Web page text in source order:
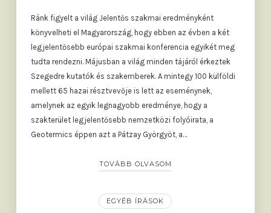
Ránk figyelt a világ Jelentős szakmai eredményként
könyvelheti el Magyarország, hogy ebben az évben a két
legjelentősebb európai szakmai konferencia egyikét meg
tudta rendezni. Májusban a világ minden tájáról érkeztek
Szegedre kutatók és szakemberek. A mintegy 100 külföldi
mellett 65 hazai résztvevője is lett az eseménynek,
amelynek az egyik legnagyobb eredménye, hogy a
szakterület legjelentősebb nemzetközi folyóirata, a
Geotermics éppen azt a Pátzay Györgyöt, a…
TOVÁBB OLVASOM
EGYÉB ÍRÁSOK